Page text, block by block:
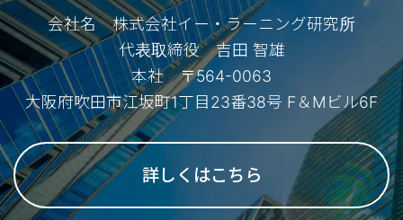
会社名 株式会社イー・ラーニング研究所
代表取締役 吉田 智雄
本社 〒564-0063
大阪府吹田市江坂町1丁目23番38号 F＆Mビル6F
詳しくはこちら